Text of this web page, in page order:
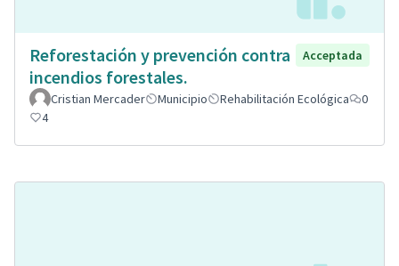
Reforestación y prevención contra
incendios forestales.
Acceptada
Cristian Mercader Municipio Rehabilitación Ecológica
0
4